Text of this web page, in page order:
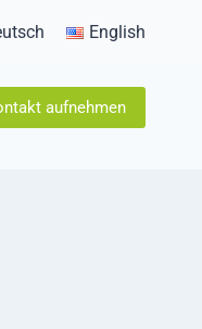
English
aufnehmen